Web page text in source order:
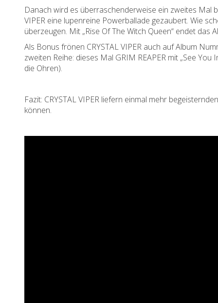
Danach wird es überraschenderweise ein zweites Mal
VIPER eine lupenreine Powerballade gezaubert. Wie
überzeugen. Mit „Rise Of The Witch Queen“ endet das
Als Bonus frönen CRYSTAL VIPER auch auf Album
zweiten Reihe: dieses Mal GRIM REAPER mit „See
die Ohren).
Fazit: CRYSTAL VIPER liefern einmal mehr
können.